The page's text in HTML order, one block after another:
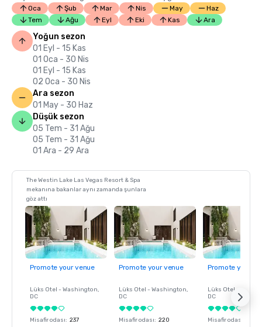
Oca Şub Mar Nis May
Haz
Tem
Ağu Eyl Eki Kas Ara
Yoğun sezon
01 Eyl - 15 Kas
01 Oca - 30 Nis
01 Eyl - 15 Kas
02 Oca - 30 Nis
Ara sezon
01 May - 30 Haz
Düşük sezon
05 Tem - 31 Ağu
05 Tem - 31 Ağu
01 Ara - 29 Ara
The Westin Lake Las Vegas Resort & Spa
mekanına bakanlar aynı zamanda şunlara
göz attı
Promote your venue
Lüks Otel - Washington,
DC
Misafir odası: 237
Promote your venue
Lüks Otel - Washington,
DC
Misafir odası: 220
Promote your
Lüks Otel -
DC
Misafir odası